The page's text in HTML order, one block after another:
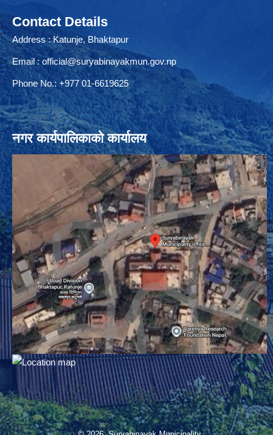
Contact Details
Address : Katunje, Bhaktapur
Email :official@suryabinayakmun.gov.np
Phone No.: +977 01-6619625
नगर कार्यपालिकाको कार्यालय